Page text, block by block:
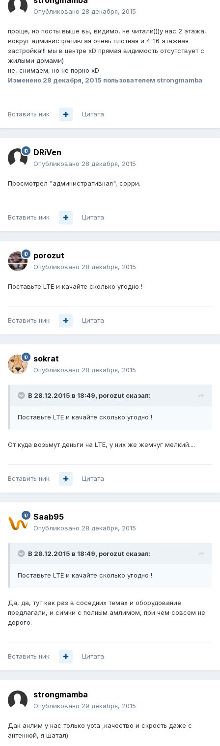
Опубликовано 28 декабря, 2015
проще, но посты выше вы, видимо, не читали)))у нас 2 этажа,
вокруг административгая очень плотная и 4-16 этажная
застройка!!! мы в центре xD прямая видимость отсутствует с
жилыми домами)
не, снимаем, но не порно xD
Изменено 28 декабря, 2015 пользователем strongmamba
Вставить ник Цитата
DRiVen
Опубликовано 28 декабря, 2015
Просмотрел "административная", сорри.
Вставить ник Цитата
porozut
Опубликовано 28 декабря, 2015
Поставьте LTE и качайте сколько угодно !
Вставить ник Цитата
sokrat
Опубликовано 28 декабря, 2015
В 28.12.2015 в 18:49, porozut сказал:
Поставьте LTE и качайте сколько угодно !
От куда возьмут деньги на LTE, у них же жемчуг мелкий....
Вставить ник Цитата
Saab95
Опубликовано 28 декабря, 2015
В 28.12.2015 в 18:49, porozut сказал:
Поставьте LTE и качайте сколько угодно !
Да, да, тут как раз в соседних темах и оборудование
предлагали, и симки с полным амлимом, при чем совсем не
дорого.
Вставить ник Цитата
strongmamba
Опубликовано 29 декабря, 2015
Дак анлим у нас только уota ,качество и скрость даже с
антенной, я шатал)